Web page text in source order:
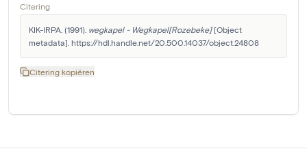
Citering
KIK-IRPA. (1991). wegkapel - Wegkapel[Rozebeke] [Object
metadata]. https://hdl.handle.net/20.500.14037/object.24808
Citering kopiëren